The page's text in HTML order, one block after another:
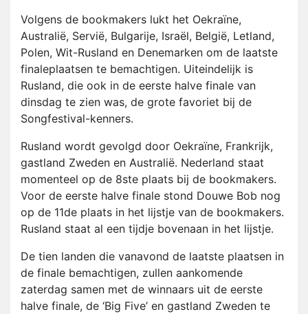
Volgens de bookmakers lukt het Oekraïne,
Australië, Servië, Bulgarije, Israël, België, Letland,
Polen, Wit-Rusland en Denemarken om de laatste
finaleplaatsen te bemachtigen. Uiteindelijk is
Rusland, die ook in de eerste halve finale van
dinsdag te zien was, de grote favoriet bij de
Songfestival-kenners.
Rusland wordt gevolgd door Oekraïne, Frankrijk,
gastland Zweden en Australië. Nederland staat
momenteel op de 8ste plaats bij de bookmakers.
Voor de eerste halve finale stond Douwe Bob nog
op de 11de plaats in het lijstje van de bookmakers.
Rusland staat al een tijdje bovenaan in het lijstje.
De tien landen die vanavond de laatste plaatsen in
de finale bemachtigen, zullen aankomende
zaterdag samen met de winnaars uit de eerste
halve finale, de ‘Big Five’ en gastland Zweden te